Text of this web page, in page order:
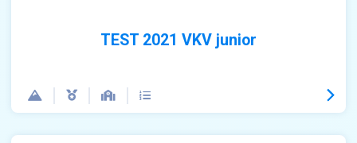
TEST 2021 VKV junior